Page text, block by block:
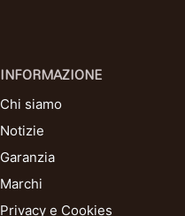
INFORMAZIONE
Chi siamo
Notizie
Garanzia
Marchi
Privacy e Cookies